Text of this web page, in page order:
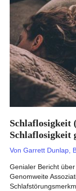
Schlaflosigkeit
Schlaflosigkeit
Von Garrett Dunlap,
Genialer Bericht
Genomweite